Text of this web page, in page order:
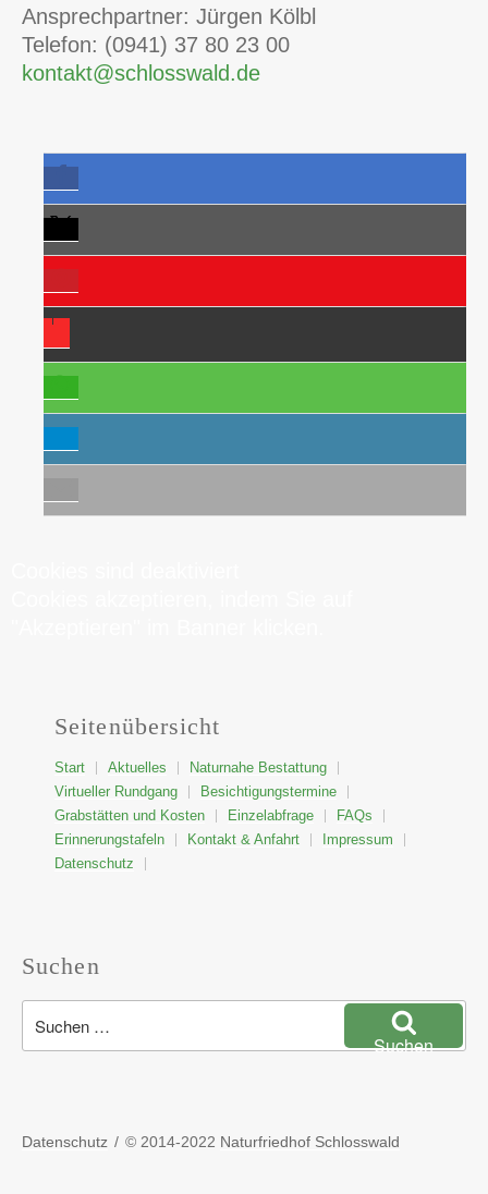
Ansprechpartner: Jürgen Kölbl
Telefon: (0941) 37 80 23 00
kontakt@schlosswald.de
Seitenübersicht
Start Aktuelles
Naturnahe Bestattung
Virtueller Rundgang
Besichtigungstermine
Grabstätten und Kosten
Einzelabfrage
FAQs
Erinnerungstafeln
Kontakt & Anfahrt
Impressum
Datenschutz
Suchen
Suchen
Datenschutz © 2014-2022 Naturfriedhof Schlosswald